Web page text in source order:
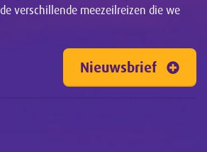
verschillende meezeilreizen die we
Nieuwsbrief